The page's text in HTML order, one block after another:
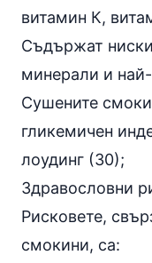
витамин К,
Съдържат
минерали и
Сушените
гликемичен
лоудинг (30);
Здравословни
Рисковете,
смокини, са: